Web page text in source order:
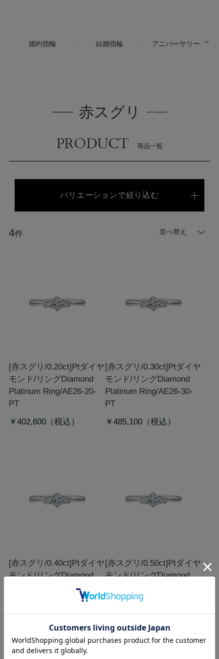
婚約指輪 結婚指輪 アニバーサリー
赤スグリ
PRODUCT 商品一覧
バリエーションで絞り込む
並べ替え
4件
[赤スグリ/0.20ct]Ptダイヤ
モンド/リングDiamond
Platinum Ring/AE26-20-
PT
￥402,600
[赤スグリ/0.30ct]Ptダイヤ
モンド/リングDiamond
Platinum Ring/AE26-30-
PT
￥485,100
[赤スグリ/0.40ct]Ptダイヤ
モンド/リングDiamond
Platinum Ring/AE26-40-
[赤スグリ/0.50ct]Ptダイヤ
モンド/リングDiamond
PT